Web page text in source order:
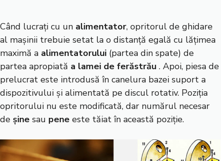
Când lucrați cu un alimentator, opritorul de ghidare
al mașinii trebuie setat la o distanță egală cu lățimea
maximă a alimentatorului (partea din spate) de
partea apropiată a lamei de ferăstrău . Apoi, piesa de
prelucrat este introdusă în canelura bazei suport a
dispozitivului și alimentată pe discul rotativ. Poziția
opritorului nu este modificată, dar numărul necesar
de șine sau pene este tăiat în această poziție.